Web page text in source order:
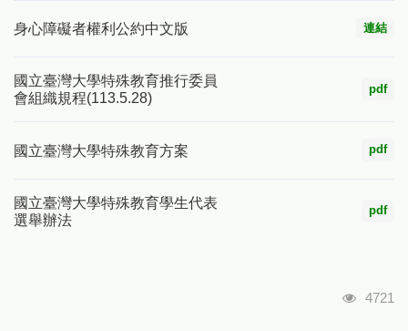
身心障礙者權利公約中文版 連結
國立臺灣大學特殊教育推行委員
會組織規程(113.5.28)
pdf
國立臺灣大學特殊教育方案 pdf
國立臺灣大學特殊教育學生代表
選舉辦法
pdf
瀏覽人
4721